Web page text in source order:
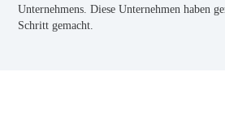
Unternehmens. Diese Unternehmen haben
Schritt gemacht.